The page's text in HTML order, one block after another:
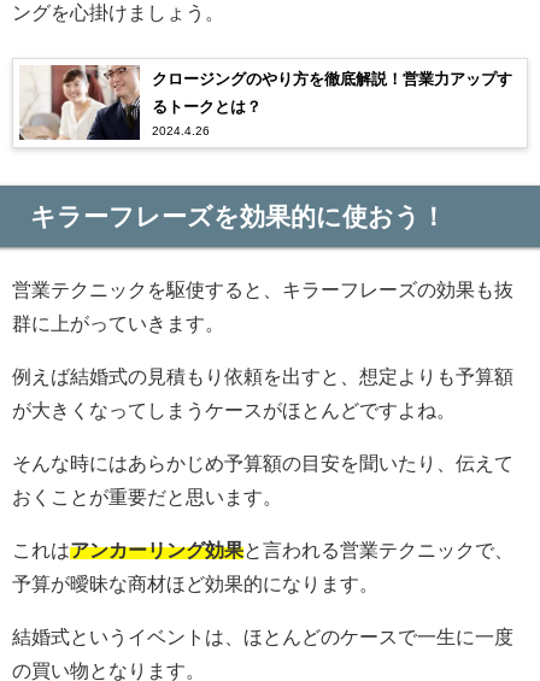
ングを心掛けましょう。
クロージングのやり方を徹底解説！営業力アップす
るトークとは？
2024.4.26
キラーフレーズを効果的に使おう！
営業テクニックを駆使すると、キラーフレーズの効果も抜
群に上がっていきます。
例えば結婚式の見積もり依頼を出すと、想定よりも予算額
が大きくなってしまうケースがほとんどですよね。
そんな時にはあらかじめ予算額の目安を聞いたり、伝えて
おくことが重要だと思います。
これはアンカーリング効果と言われる営業テクニックで、
予算が曖昧な商材ほど効果的になります。
結婚式というイベントは、ほとんどのケースで一生に一度
の買い物となります。